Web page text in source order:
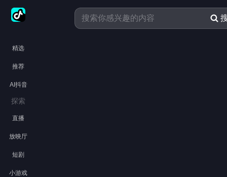
精选
推荐
AI抖音
探索
直播
放映厅
短剧
小游戏